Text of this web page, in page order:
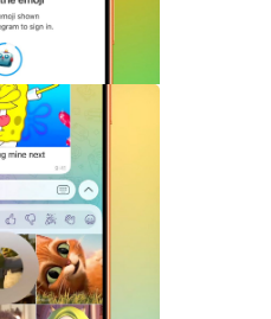
应功能详解：AI回